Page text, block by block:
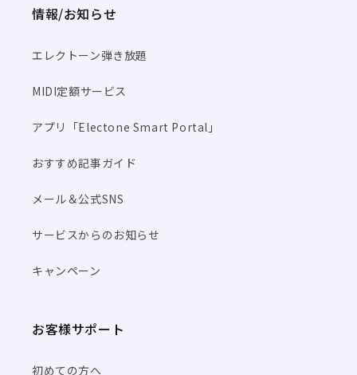
情報/お知らせ
エレクトーン弾き放題
MIDI定額サービス
アプリ「Electone Smart Portal」
おすすめ記事ガイド
メール＆公式SNS
サービスからのお知らせ
キャンペーン
お客様サポート
初めての方へ